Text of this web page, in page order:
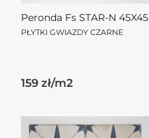
Peronda Fs STAR-N 45X45
PŁYTKI GWIAZDY CZARNE
159 zł/m2